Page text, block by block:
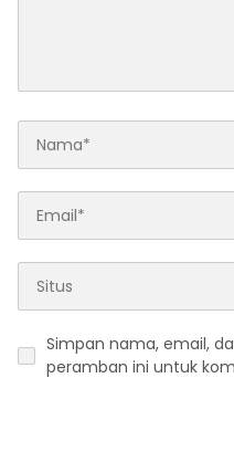
Simpan nama, email,
peramban ini untuk